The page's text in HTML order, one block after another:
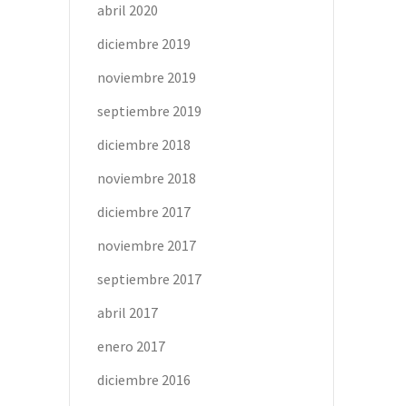
abril 2020
diciembre 2019
noviembre 2019
septiembre 2019
diciembre 2018
noviembre 2018
diciembre 2017
noviembre 2017
septiembre 2017
abril 2017
enero 2017
diciembre 2016